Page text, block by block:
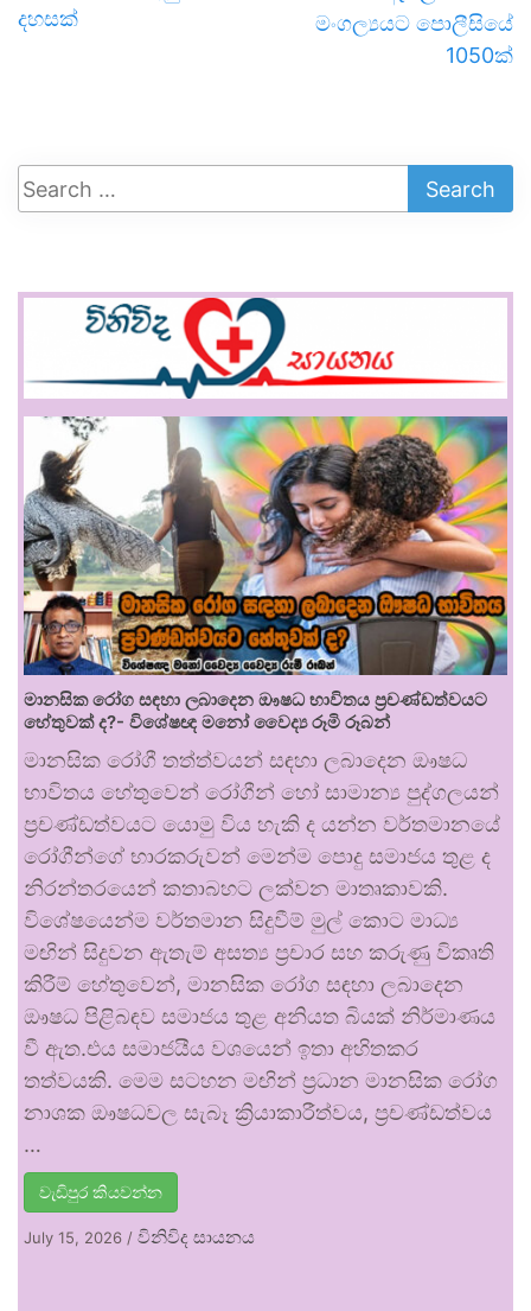
දහසක්
මංගල්‍යයට පොලීසියේ
1050ක්
මානසික රෝග සඳහා ලබාදෙන ඖෂධ භාවිතය ප්‍රචණ්ඩත්වයට
හේතුවක් ද?- විශේෂඥ මනෝ වෛද්‍ය රූමි රූබන්
මානසික රෝගී තත්ත්වයන් සඳහා ලබාදෙන ඖෂධ
භාවිතය හේතුවෙන් රෝගීන් හෝ සාමාන්‍ය පුද්ගලයන්
ප්‍රචණ්ඩත්වයට යොමු විය හැකි ද යන්න වර්තමානයේ
රෝගීන්ගේ භාරකරුවන් මෙන්ම පොදු සමාජය තුළ ද
නිරන්තරයෙන් කතාබහට ලක්වන මාතෘකාවකි.
විශේෂයෙන්ම වර්තමාන සිදුවීම් මුල් කොට මාධ්‍ය
මඟින් සිදුවන ඇතැම් අසත්‍ය ප්‍රචාර සහ කරුණු විකෘති
කිරීම් හේතුවෙන්, මානසික රෝග සඳහා ලබාදෙන
ඖෂධ පිළිබඳව සමාජය තුළ අනියත බියක් නිර්මාණය
වී ඇත.එය සමාජයීය වශයෙන් ඉතා අහිතකර
තත්වයකි. මෙම සටහන මඟින් ප්‍රධාන මානසික රෝග
නාශක ඖෂධවල සැබෑ ක්‍රියාකාරීත්වය, ප්‍රචණ්ඩත්වය
…
වැඩිපුර කියවන්න
July 15, 2026 / විනිවිද සායනය